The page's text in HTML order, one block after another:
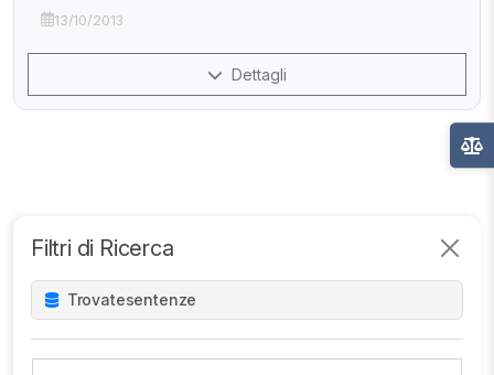
Filtri di Ricerca
Trovatesentenze
13/10/2013
Dettagli